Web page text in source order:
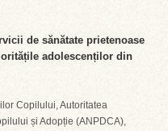
de sănătate prietenoase
adolescenților din
Copilului, Autoritatea
și Adopție (ANPDCA),